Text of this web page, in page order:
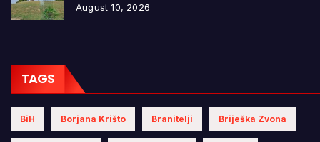
August 10, 2026
TAGS
BiH Borjana Krišto Branitelji Briješka Zvona